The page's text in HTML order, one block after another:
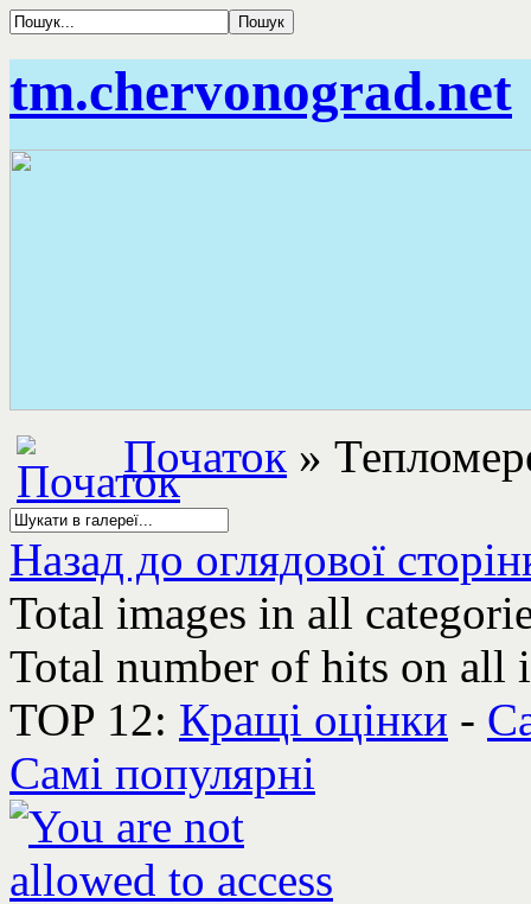
tm.chervonograd.net
Початок »
Назад до оглядової
Total images in all
Total number of hits on all
TOP 12: Кращі оцінки -
Самі популярні